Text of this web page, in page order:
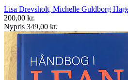
Lisa Drevsholt, Michelle Guldborg
200,00 kr.
Nypris 349,00 kr.